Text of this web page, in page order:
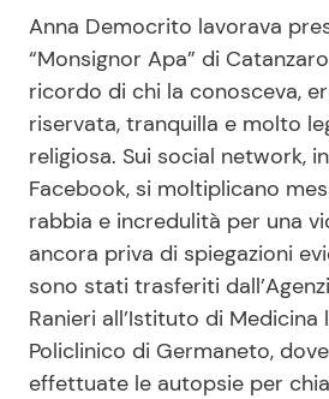
Anna Democrito lavorava
“Monsignor Apa” di
ricordo di chi la conosceva,
riservata, tranquilla e molto
religiosa. Sui social network,
Facebook, si moltiplicano
rabbia e incredulità per una
ancora priva di spiegazioni
sono stati trasferiti
Ranieri all’Istituto di Medicina
Policlinico di Germaneto,
effettuate le autopsie per